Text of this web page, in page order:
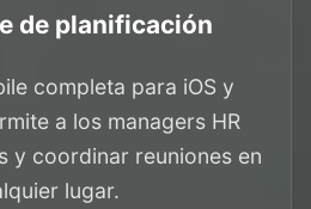
de planificación
completa para iOS y
a los managers HR
y coordinar reuniones en
lugar.